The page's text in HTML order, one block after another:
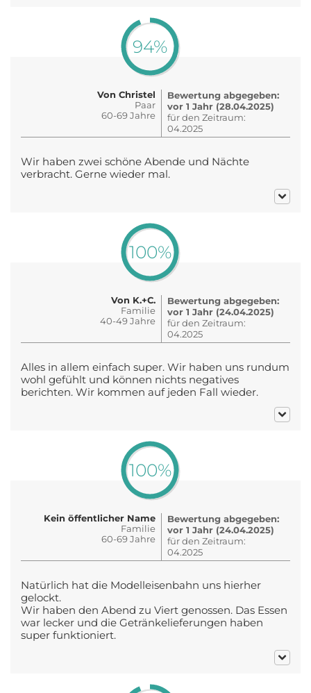
94%
Von Christel
Paar
60-69 Jahre
Bewertung abgegeben:
vor 1 Jahr (28.04.2025)
für den Zeitraum:
04.2025
Wir haben zwei schöne Abende und Nächte
verbracht. Gerne wieder mal.
100%
Von K.+C.
Familie
40-49 Jahre
Bewertung abgegeben:
vor 1 Jahr (24.04.2025)
für den Zeitraum:
04.2025
Alles in allem einfach super. Wir haben uns rundum
wohl gefühlt und können nichts negatives
berichten. Wir kommen auf jeden Fall wieder.
100%
Kein öffentlicher Name
Familie
60-69 Jahre
Bewertung abgegeben:
vor 1 Jahr (24.04.2025)
für den Zeitraum:
04.2025
Natürlich hat die Modelleisenbahn uns hierher
gelockt.
Wir haben den Abend zu Viert genossen. Das Essen
war lecker und die Getränkelieferungen haben
super funktioniert.